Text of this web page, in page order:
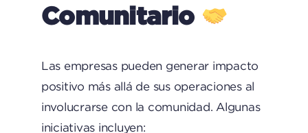
Comunitario
Las empresas pueden generar impacto
positivo más allá de sus operaciones al
involucrarse con la comunidad. Algunas
iniciativas incluyen: